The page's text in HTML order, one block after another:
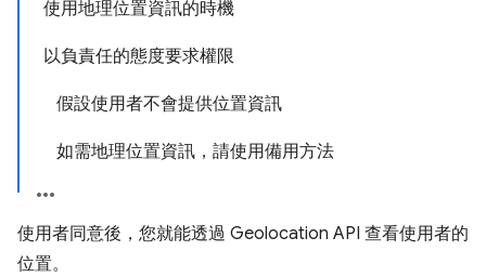
使用地理位置資訊的時機
以負責任的態度要求權限
假設使用者不會提供位置資訊
如需地理位置資訊，請使用備用方法
使用者同意後，您就能透過 Geolocation API 查看使用者的
位置。